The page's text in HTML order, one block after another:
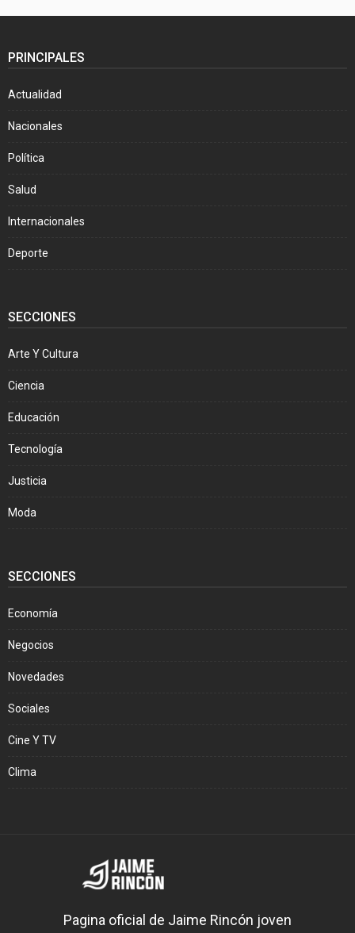
PRINCIPALES
Actualidad
Nacionales
Política
Salud
Internacionales
Deporte
SECCIONES
Arte Y Cultura
Ciencia
Educación
Tecnología
Justicia
Moda
SECCIONES
Economía
Negocios
Novedades
Sociales
Cine Y TV
Clima
Pagina oficial de Jaime Rincón joven